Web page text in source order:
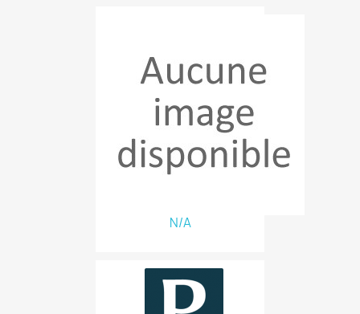
N/A